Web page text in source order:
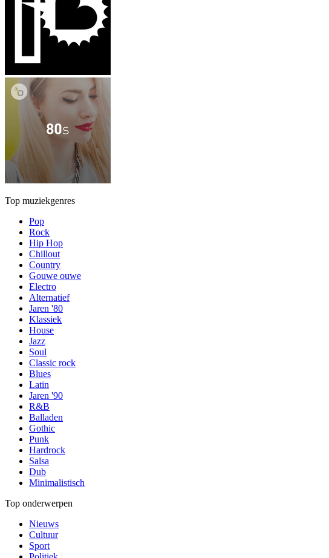
Top muziekgenres
Pop
Rock
Hip Hop
Chillout
Country
Gouwe ouwe
Electro
Alternatief
Jaren '80
Klassiek
House
Jazz
Soul
Classic rock
Blues
Latin
Jaren '90
R&B
Balladen
Gothic
Punk
Hardrock
Salsa
Dub
Minimalistisch
Top onderwerpen
Nieuws
Cultuur
Sport